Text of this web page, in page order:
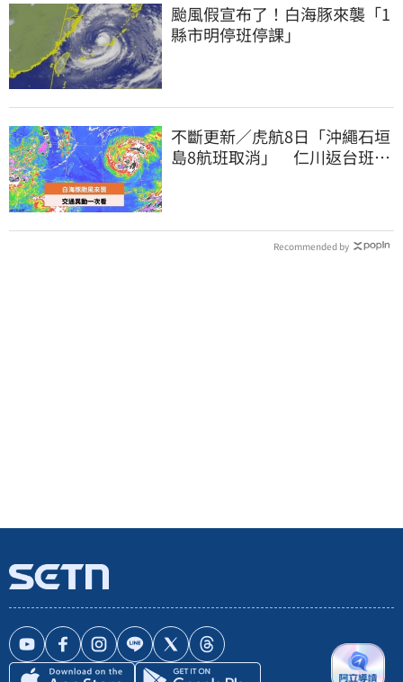
颱風假宣布了！白海豚來襲「1
縣市明停班停課」
不斷更新／虎航8日「沖繩石垣
島8航班取消」 仁川返台班機
Recommended by